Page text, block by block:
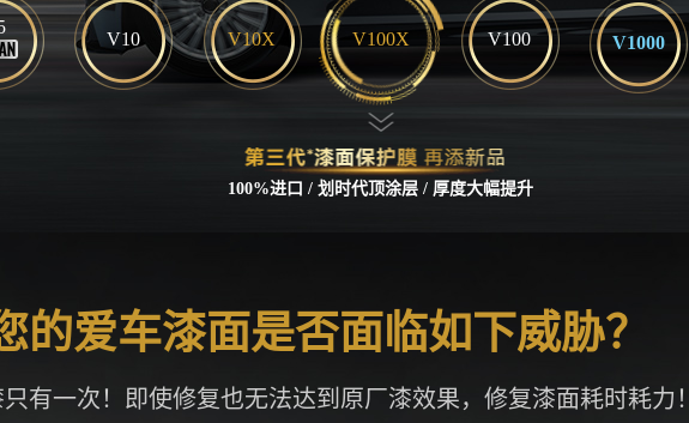
V10 V10X V100X
100%进口 / 划时代顶涂层 / 厚度大幅提升
V100 V1000
有一次！即使修复也无法达到原厂漆效果，修复漆面耗时耗力！